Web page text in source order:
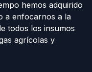
hemos adquirido
a enfocarnos a la
todos los insumos
agrícolas y